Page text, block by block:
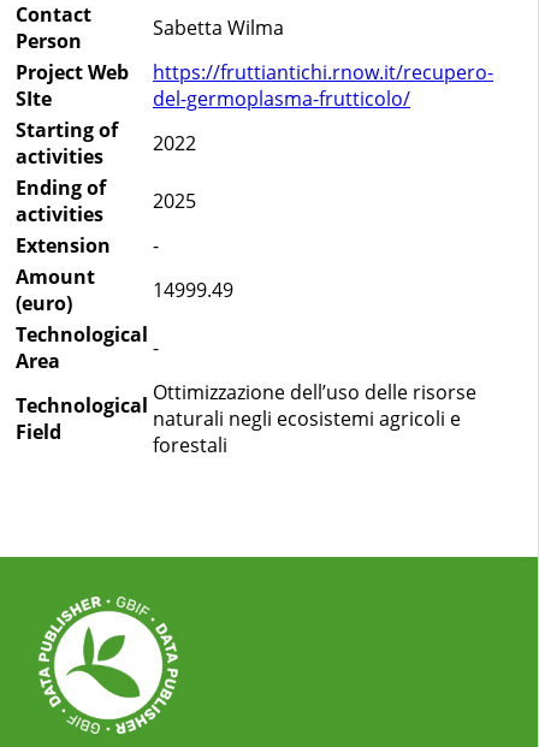
Contact
Person
Sabetta Wilma
Project Web
SIte
https://fruttiantichi.rnow.it/recupero-
del-germoplasma-frutticolo/
Starting of
activities
2022
Ending of
activities
2025
Extension
-
Amount
(euro)
14999.49
Technological
Area
-
Technological
Field
Ottimizzazione dell’uso delle risorse
naturali negli ecosistemi agricoli e
forestali